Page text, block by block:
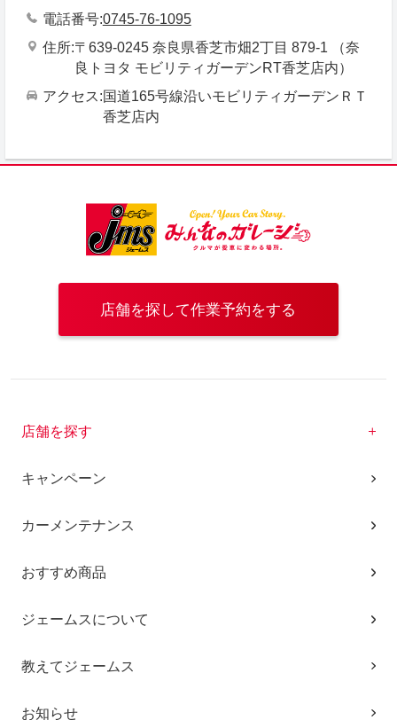
電話番号 0745-76-1095
住所 〒639-0245 奈良県香芝市畑2丁目 879-1 （奈
良トヨタ モビリティガーデンRT香芝店内）
アクセス 国道165号線沿いモビリティガーデンＲＴ
香芝店内
店舗を探して作業予約をする
店舗を探す
キャンペーン
カーメンテナンス
おすすめ商品
ジェームスについて
教えてジェームス
お知らせ